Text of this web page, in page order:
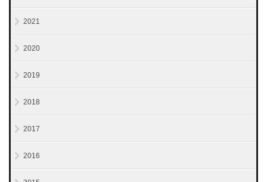
2021
2020
2019
2018
2017
2016